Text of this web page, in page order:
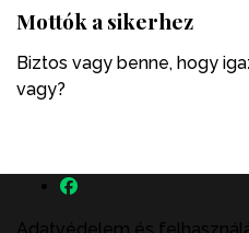
Mottók a sikerhez
Biztos vagy benne, hogy
vagy?